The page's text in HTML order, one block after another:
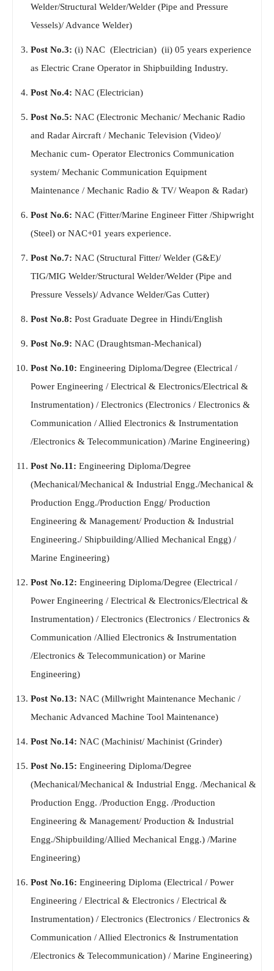
Welder/Structural Welder/Welder (Pipe and Pressure
Vessels)/ Advance Welder)
Post No.3: (i) NAC (Electrician) (ii) 05 years experience
as Electric Crane Operator in Shipbuilding Industry.
Post No.4: NAC (Electrician)
Post No.5: NAC (Electronic Mechanic/ Mechanic Radio
and Radar Aircraft / Mechanic Television (Video)/
Mechanic cum- Operator Electronics Communication
system/ Mechanic Communication Equipment
Maintenance / Mechanic Radio & TV/ Weapon & Radar)
Post No.6: NAC (Fitter/Marine Engineer Fitter /Shipwright
(Steel) or NAC+01 years experience.
Post No.7: NAC (Structural Fitter/ Welder (G&E)/
TIG/MIG Welder/Structural Welder/Welder (Pipe and
Pressure Vessels)/ Advance Welder/Gas Cutter)
Post No.8: Post Graduate Degree in Hindi/English
Post No.9: NAC (Draughtsman-Mechanical)
Post No.10: Engineering Diploma/Degree (Electrical /
Power Engineering / Electrical & Electronics/Electrical &
Instrumentation) / Electronics (Electronics / Electronics &
Communication / Allied Electronics & Instrumentation
/Electronics & Telecommunication) /Marine Engineering)
Post No.11: Engineering Diploma/Degree
(Mechanical/Mechanical & Industrial Engg./Mechanical &
Production Engg./Production Engg/ Production
Engineering & Management/ Production & Industrial
Engineering./ Shipbuilding/Allied Mechanical Engg) /
Marine Engineering)
Post No.12: Engineering Diploma/Degree (Electrical /
Power Engineering / Electrical & Electronics/Electrical &
Instrumentation) / Electronics (Electronics / Electronics &
Communication /Allied Electronics & Instrumentation
/Electronics & Telecommunication) or Marine
Engineering)
Post No.13: NAC (Millwright Maintenance Mechanic /
Mechanic Advanced Machine Tool Maintenance)
Post No.14: NAC (Machinist/ Machinist (Grinder)
Post No.15: Engineering Diploma/Degree
(Mechanical/Mechanical & Industrial Engg. /Mechanical &
Production Engg. /Production Engg. /Production
Engineering & Management/ Production & Industrial
Engg./Shipbuilding/Allied Mechanical Engg.) /Marine
Engineering)
Post No.16: Engineering Diploma (Electrical / Power
Engineering / Electrical & Electronics / Electrical &
Instrumentation) / Electronics (Electronics / Electronics &
Communication / Allied Electronics & Instrumentation
/Electronics & Telecommunication) / Marine Engineering)